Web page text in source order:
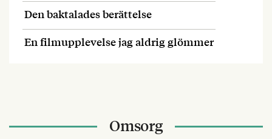
Den baktalades berättelse
En filmupplevelse jag aldrig glömmer
Omsorg